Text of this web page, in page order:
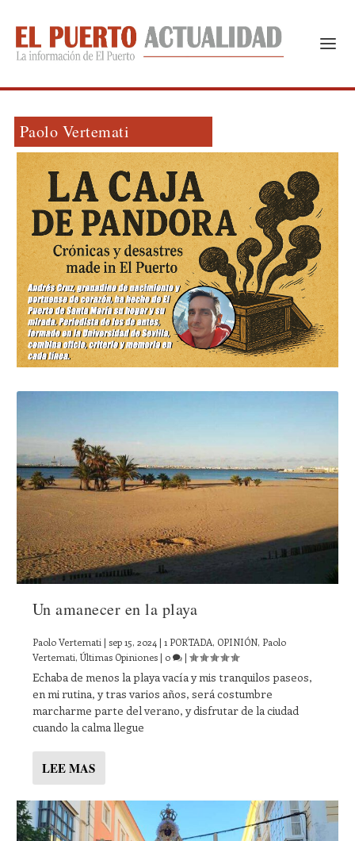
Paolo Vertemati
Un amanecer en la playa
Paolo Vertemati| sep 15, 2024| 1 PORTADA, OPINIÓN, Paolo
Vertemati, Últimas Opiniones| 0 |
Echaba de menos la playa vacía y mis tranquilos paseos,
en mi rutina, y tras varios años, será costumbre
marcharme parte del verano, y disfrutar de la ciudad
cuando la calma llegue
LEE MAS